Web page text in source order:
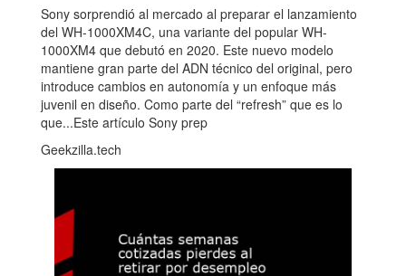
Sony sorprendió al mercado al preparar el lanzamiento
del WH-1000XM4C, una variante del popular WH-
1000XM4 que debutó en 2020. Este nuevo modelo
mantiene gran parte del ADN técnico del original, pero
introduce cambios en autonomía y un enfoque más
juvenil en diseño. Como parte del “refresh” que es lo
que...Este artículo Sony prep
Geekzilla.tech